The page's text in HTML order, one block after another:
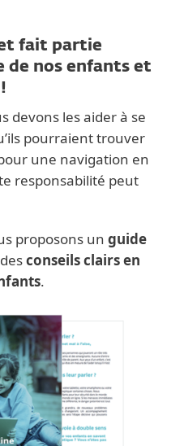
fait partie
de nos enfants et
devons les aider à se
pourraient trouver
une navigation en
responsabilité peut
proposons un guide
conseils clairs en
.